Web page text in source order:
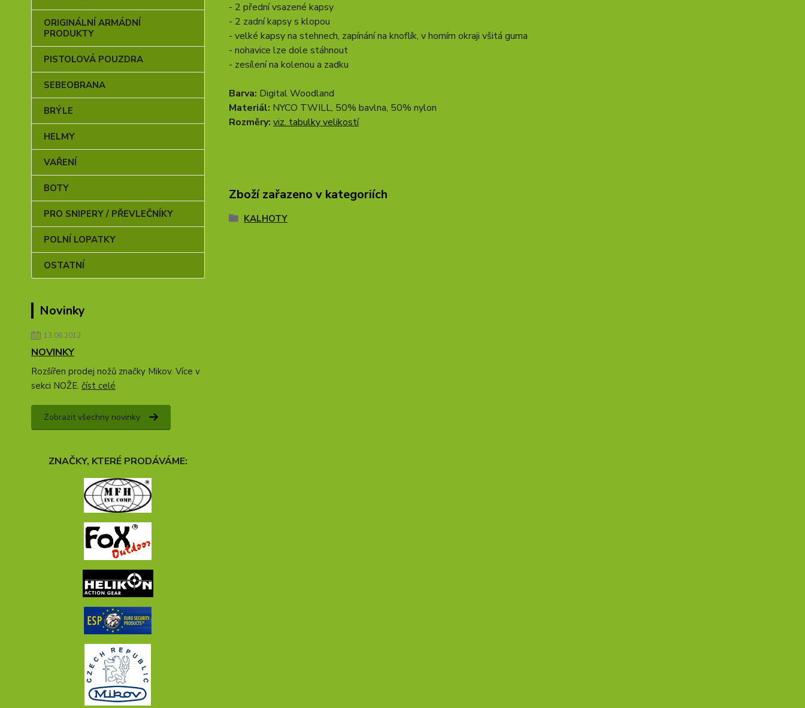
ORIGINÁLNÍ ARMÁDNÍ
PRODUKTY
PISTOLOVÁ POUZDRA
SEBEOBRANA
BRÝLE
HELMY
VAŘENÍ
BOTY
PRO SNIPERY / PŘEVLEČNÍKY
POLNÍ LOPATKY
OSTATNÍ
Novinky
13.06.2012
NOVINKY
Rozšířen prodej nožů značky Mikov. Více v
sekci NOŽE. číst celé
Zobrazit všechny novinky
ZNAČKY, KTERÉ PRODÁVÁME:
- 2 přední vsazené kapsy
- 2 zadní kapsy s klopou
- velké kapsy na stehnech, zapínání na knoflík, v horním okraji všitá guma
- nohavice lze dole stáhnout
- zesílení na kolenou a zadku
Barva: Digital Woodland
Materiál: NYCO TWILL, 50% bavlna, 50% nylon
Rozměry: viz. tabulky velikostí
Zboží zařazeno v kategoriích
KALHOTY